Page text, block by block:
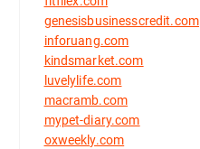
genesisbusinesscredit.com
inforuang.com
kindsmarket.com
luvelylife.com
macramb.com
mypet-diary.com
oxweekly.com